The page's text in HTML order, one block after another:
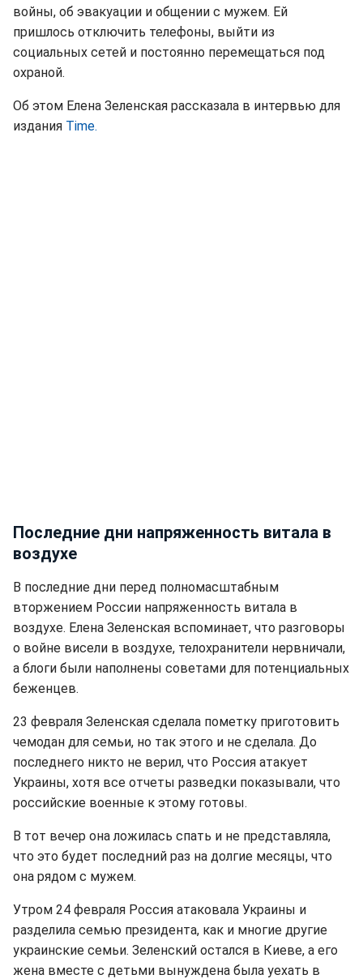
войны, об эвакуации и общении с мужем. Ей
пришлось отключить телефоны, выйти из
социальных сетей и постоянно перемещаться под
охраной.
Об этом Елена Зеленская рассказала в интервью для
издания Time.
Последние дни напряженность витала в
воздухе
В последние дни перед полномасштабным
вторжением России напряженность витала в
воздухе. Елена Зеленская вспоминает, что разговоры
о войне висели в воздухе, телохранители нервничали,
а блоги были наполнены советами для потенциальных
беженцев.
23 февраля Зеленская сделала пометку приготовить
чемодан для семьи, но так этого и не сделала. До
последнего никто не верил, что Россия атакует
Украины, хотя все отчеты разведки показывали, что
российские военные к этому готовы.
В тот вечер она ложилась спать и не представляла,
что это будет последний раз на долгие месяцы, что
она рядом с мужем.
Утром 24 февраля Россия атаковала Украины и
разделила семью президента, как и многие другие
украинские семьи. Зеленский остался в Киеве, а его
жена вместе с детьми вынуждена была уехать в